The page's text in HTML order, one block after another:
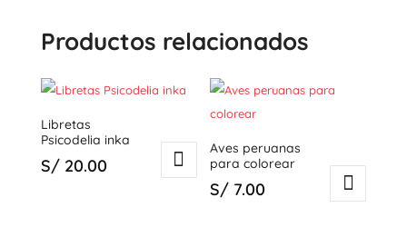
Productos relacionados
Libretas
Psicodelia inka
S/20.00
Aves peruanas
para colorear
S/ 7.00